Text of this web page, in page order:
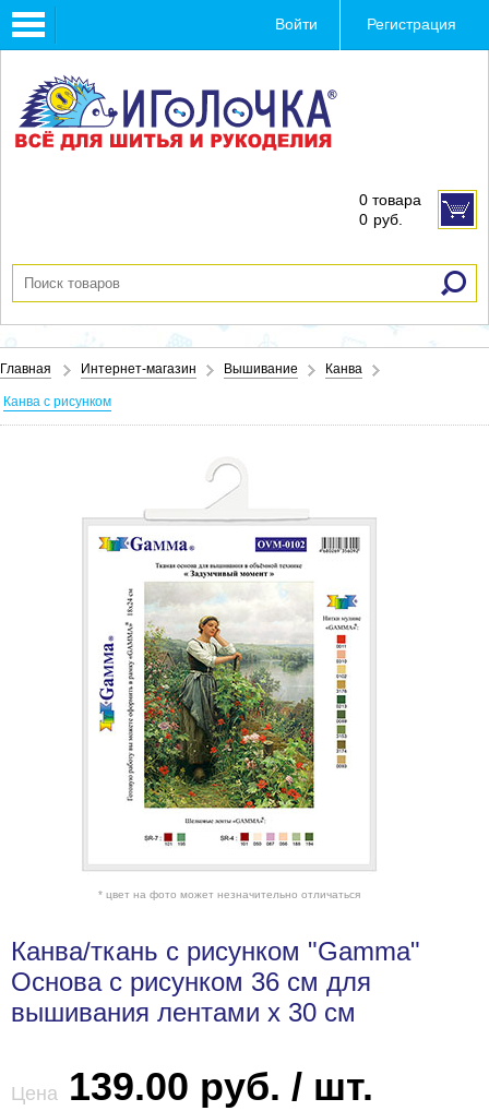
Toggle
navigation
Войти Регистрация
0 товара
0 руб.
Главная Интернет-магазин Вышивание Канва
Канва с рисунком
* цвет на фото может незначительно отличаться
Канва/ткань с рисунком "Gamma"
Основа с рисунком 36 см для
вышивания лентами х 30 см
Цена 139.00 руб. / шт.